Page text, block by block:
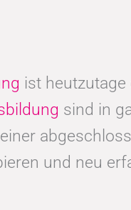
ist
sind in
und neu